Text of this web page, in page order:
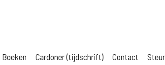
Boeken Cardoner (tijdschrift) Contact